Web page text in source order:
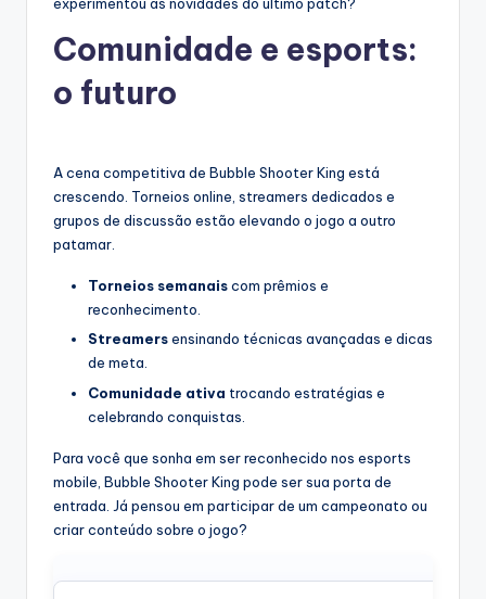
experimentou as novidades do último patch?
Comunidade e esports:
o futuro
A cena competitiva de Bubble Shooter King está
crescendo. Torneios online, streamers dedicados e
grupos de discussão estão elevando o jogo a outro
patamar.
Torneios semanaiscom prêmios e
reconhecimento.
Streamersensinando técnicas avançadas e dicas
de meta.
Comunidade ativa trocando estratégias e
celebrando conquistas.
Para você que sonha em ser reconhecido nos esports
mobile, Bubble Shooter King pode ser sua porta de
entrada. Já pensou em participar de um campeonato ou
criar conteúdo sobre o jogo?